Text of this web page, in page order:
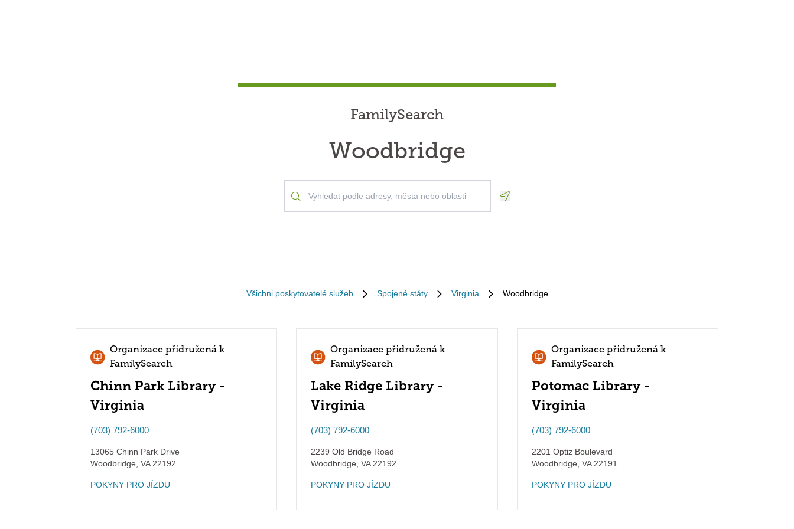
FamilySearch
Woodbridge
Všichni poskytovatelé služeb Spojené státy Virginia Woodbridge
Organizace přidružená k
FamilySearch
Chinn Park Library -
Virginia
(703) 792-6000
13065 Chinn Park Drive
Woodbridge VA22192
POKYNY PRO JÍZDU
Organizace přidružená k
FamilySearch
Lake Ridge Library -
Virginia
(703) 792-6000
2239 Old Bridge Road
Woodbridge VA22192
POKYNY PRO JÍZDU
Organizace přidružená k
FamilySearch
Potomac Library -
Virginia
(703) 792-6000
2201 Optiz Boulevard
Woodbridge VA22191
POKYNY PRO JÍZDU